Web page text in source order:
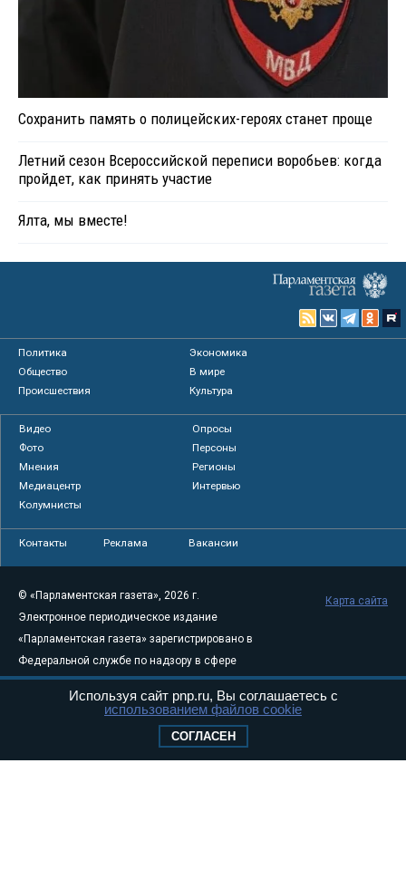
Сохранить память о полицейских-героях станет проще
Летний сезон Всероссийской переписи воробьев: когда
пройдет, как принять участие
Ялта, мы вместе!
Политика
Экономика
Общество
В мире
Происшествия
Культура
Видео
Опросы
Фото
Персоны
Мнения
Регионы
Медиацентр
Интервью
Колумнисты
Контакты Реклама Вакансии
© «Парламентская газета», 2026 г.
Электронное периодическое издание
«Парламентская газета» зарегистрировано в
Федеральной службе по надзору в сфере
связи, информационных технологий и
массовых коммуникаций (Роскомнадзор) 05
Свидетельство о регистрации Эл № ФС77-
Карта сайта
Используя сайт pnp.ru, Вы соглашаетесь с
использованием файлов cookie
СОГЛАСЕН